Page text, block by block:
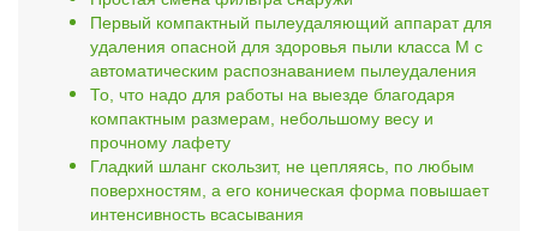
Первый компактный пылеудаляющий аппарат для
удаления опасной для здоровья пыли класса M с
автоматическим распознаванием пылеудаления
То, что надо для работы на выезде благодаря
компактным размерам, небольшому весу и
прочному лафету
Гладкий шланг скользит, не цепляясь, по любым
поверхностям, а его коническая форма повышает
интенсивность всасывания